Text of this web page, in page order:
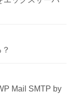
Mail SMTP by